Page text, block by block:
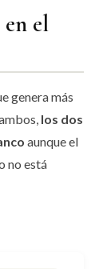
en el
genera más
los dos
aunque el
no está